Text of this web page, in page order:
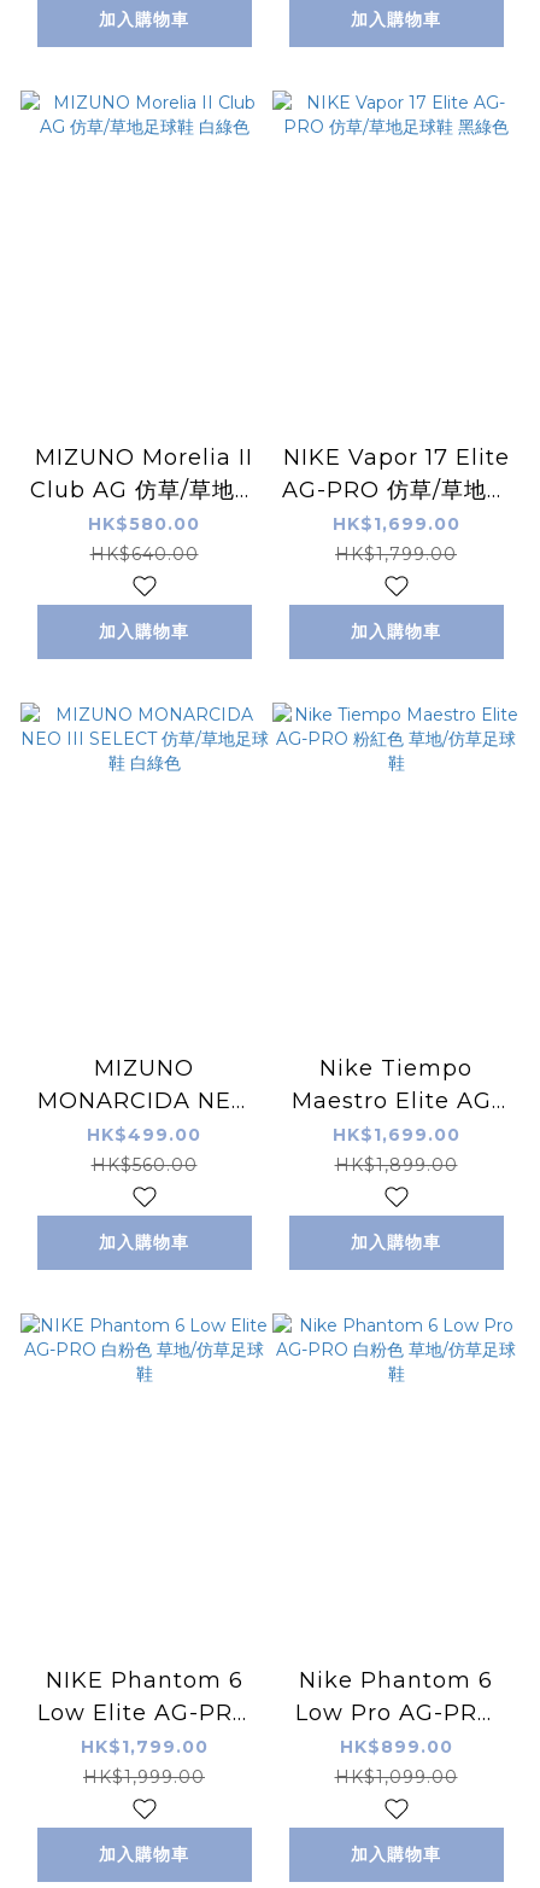
加入購物車 加入購物車
MIZUNO Morelia II
Club AG 仿草/草地足
球鞋 白綠色
HK$580.00
HK$640.00
加入購物車
NIKE Vapor 17 Elite
AG-PRO 仿草/草地足
球鞋 黑綠色
HK$1,699.00
HK$1,799.00
加入購物車
MIZUNO
MONARCIDA NEO
III SELECT 仿草/草地
足球鞋 白綠色
HK$499.00
HK$560.00
加入購物車
Nike Tiempo
Maestro Elite AG-
PRO 粉紅色 草地/仿
草足球鞋
HK$1,699.00
HK$1,899.00
加入購物車
NIKE Phantom 6
Low Elite AG-PRO
白粉色 草地/仿草足球
鞋
HK$1,799.00
HK$1,999.00
加入購物車
Nike Phantom 6
Low Pro AG-PRO
白粉色 草地/仿草足球
鞋
HK$899.00
HK$1,099.00
加入購物車